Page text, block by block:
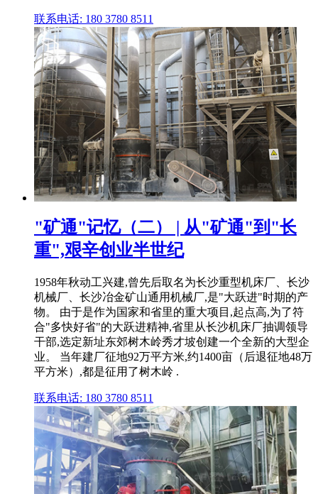
联系电话: 180 3780 8511
"矿通"记忆（二） | 从"矿通"到"长
重",艰辛创业半世纪
1958年秋动工兴建,曾先后取名为长沙重型机床厂、长沙
机械厂、长沙冶金矿山通用机械厂,是"大跃进"时期的产
物。 由于是作为国家和省里的重大项目,起点高,为了符
合"多快好省"的大跃进精神,省里从长沙机床厂抽调领导
干部,选定新址东郊树木岭秀才坡创建一个全新的大型企
业。 当年建厂征地92万平方米,约1400亩（后退征地48万
平方米）,都是征用了树木岭 .
联系电话: 180 3780 8511